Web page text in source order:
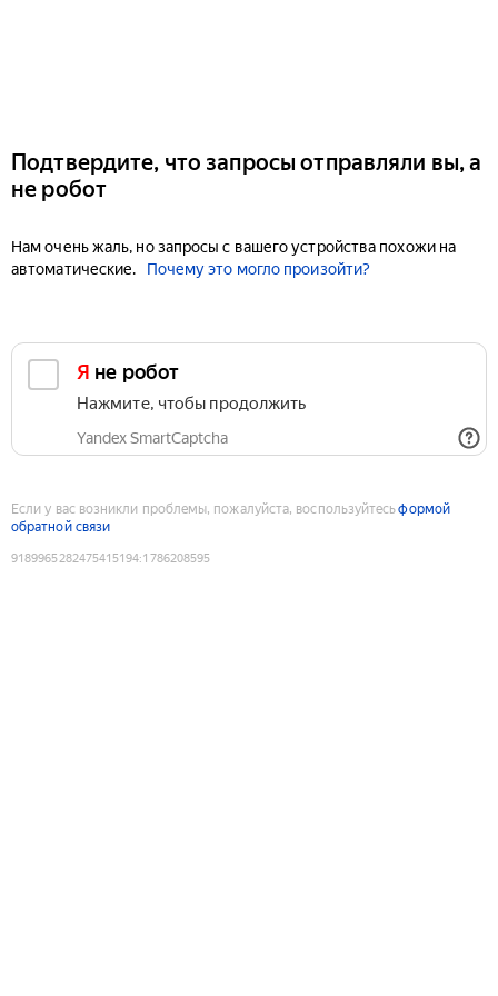
Подтвердите, что запросы отправляли вы, а
не робот
Нам очень жаль, но запросы с вашего устройства похожи на
автоматические.
Почему это могло произойти?
Я не робот
Нажмите, чтобы продолжить
Yandex SmartCaptcha
Если у вас возникли проблемы, пожалуйста, воспользуйтесьформой
обратной связи
9189965282475415194:1786208595